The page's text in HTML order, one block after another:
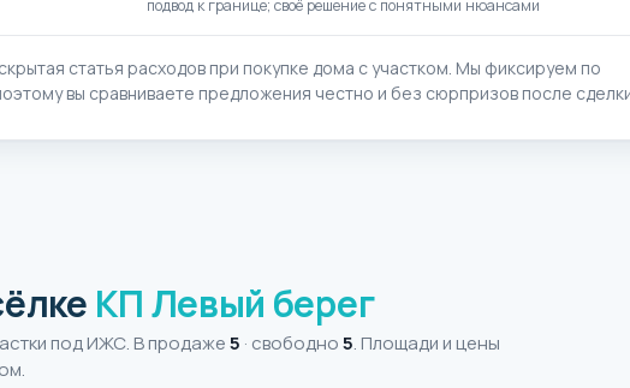
подвод к границе; своё решение с понятными нюансами
статья расходов при покупке дома с участком. Мы фиксируем по
вы сравниваете предложения честно и без сюрпризов после
КП Левый берег
под ИЖС. В продаже5 · свободно5. Площади и цены